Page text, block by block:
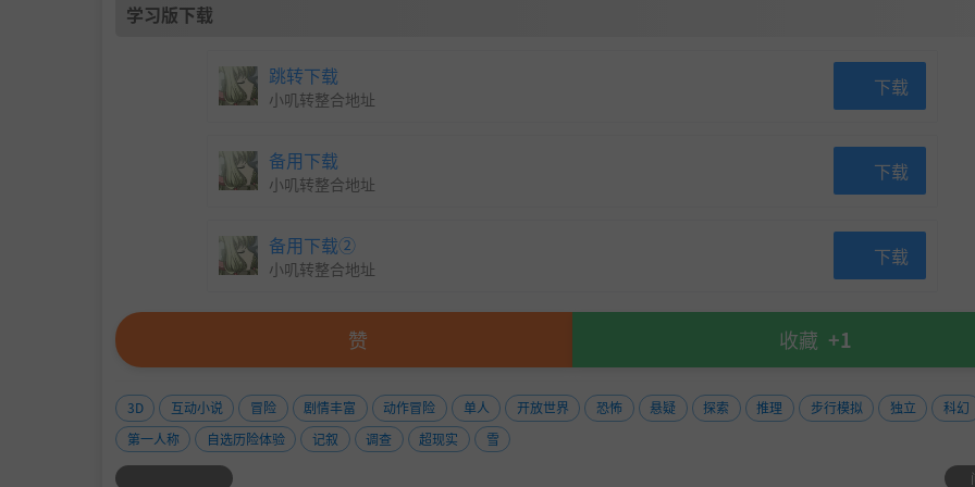
学习版下载
跳转下载
小叽转整合地址 下载
备用下载
小叽转整合地址 下载
备用下载②
小叽转整合地址 下载
赞 收藏 +1
3D 互动小说 冒险 剧情丰富 动作冒险 单人 开放世界 恐怖 悬疑 探索 推理 步行模拟 独立
科幻
第一人称
自选历险体验 记叙 调查 超现实 雪